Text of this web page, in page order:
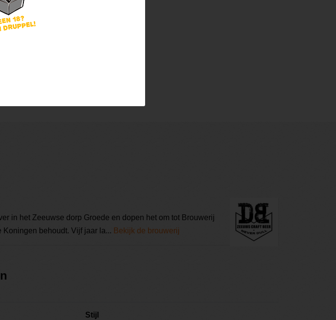
in het Zeeuwse dorp Groede en dopen het om tot Brouwerij
behoudt. Vijf jaar la... Bekijk de brouwerij
Stijl